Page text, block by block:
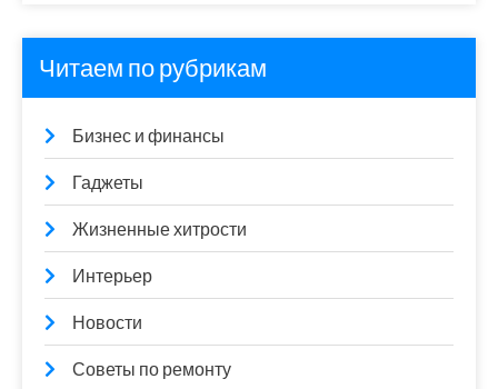
Читаем по рубрикам
Бизнес и финансы
Гаджеты
Жизненные хитрости
Интерьер
Новости
Советы по ремонту